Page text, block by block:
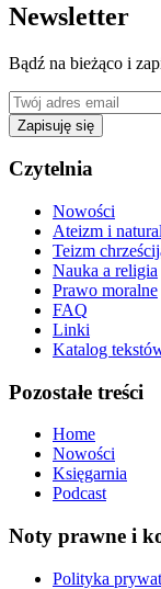
Newsletter
Bądź na bieżąco i
Zapisuję się
Czytelnia
Nowości
Ateizm i
Teizm
Nauka a religia
Prawo moralne
FAQ
Linki
Katalog
Pozostałe treści
Home
Nowości
Księgarnia
Podcast
Noty prawne i
Polityka